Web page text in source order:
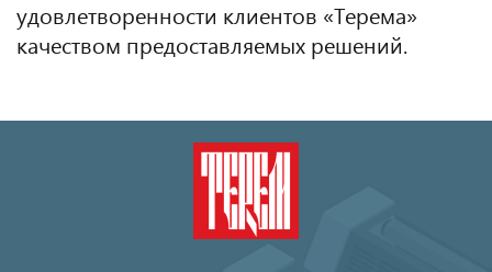
удовлетворенности клиентов «Терема»
качеством предоставляемых решений.